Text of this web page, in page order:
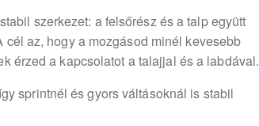
szerkezet: a felsőrész és a talp együtt
az, hogy a mozgásod minél kevesebb
érzed a kapcsolatot a talajjal és a labdával.
sprintnél és gyors váltásoknál is stabil